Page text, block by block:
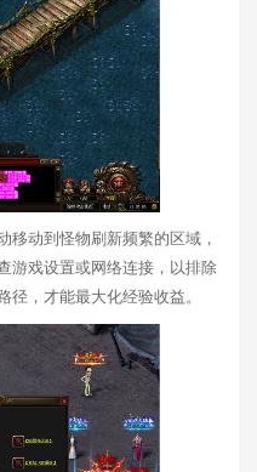
移动到怪物刷新频繁的区域，
游戏设置或网络连接，以排除
，才能最大化经验收益。